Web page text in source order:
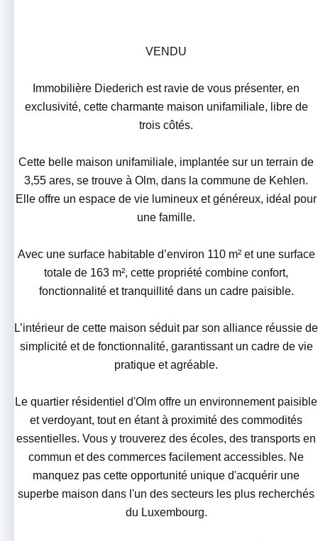
VENDU
Immobilière Diederich est ravie de vous présenter, en
exclusivité, cette charmante maison unifamiliale, libre de
trois côtés.
Cette belle maison unifamiliale, implantée sur un terrain de
3,55 ares, se trouve à Olm, dans la commune de Kehlen.
Elle offre un espace de vie lumineux et généreux, idéal pour
une famille.
Avec une surface habitable d’environ 110 m² et une surface
totale de 163 m², cette propriété combine confort,
fonctionnalité et tranquillité dans un cadre paisible.
L’intérieur de cette maison séduit par son alliance réussie de
simplicité et de fonctionnalité, garantissant un cadre de vie
pratique et agréable.
Le quartier résidentiel d'Olm offre un environnement paisible
et verdoyant, tout en étant à proximité des commodités
essentielles. Vous y trouverez des écoles, des transports en
commun et des commerces facilement accessibles. Ne
manquez pas cette opportunité unique d'acquérir une
superbe maison dans l'un des secteurs les plus recherchés
du Luxembourg.